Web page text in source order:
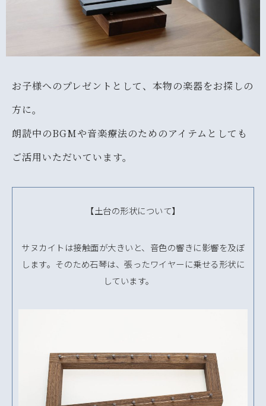
お子様へのプレゼントとして、本物の楽器をお探しの
方に。
朗読中のBGMや音楽療法のためのアイテムとしても
ご活用いただいています。
【土台の形状について】
サヌカイトは接触面が大きいと、音色の響きに影響を及ぼ
します。そのため石琴は、張ったワイヤーに乗せる形状に
しています。